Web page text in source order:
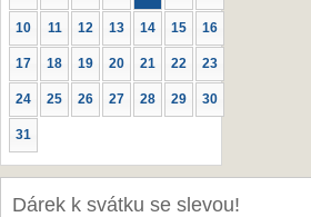
10 11 12 13 14 15 16
17 18 19 20 21 22 23
24 25 26 27 28 29 30
31
Dárek k svátku se slevou!